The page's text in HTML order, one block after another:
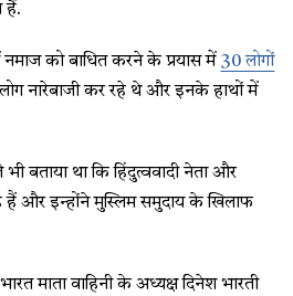
हैं.
को बाधित करने के प्रयास में 30 लोगों
नारेबाजी कर रहे थे और इनके हाथों में
बताया था कि हिंदुत्ववादी नेता और
हैं और इन्होंने मुस्लिम समुदाय के खिलाफ
माता वाहिनी के अध्यक्ष दिनेश भारती